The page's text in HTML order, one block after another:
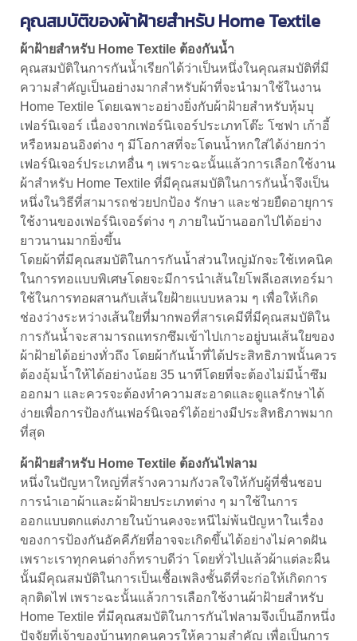
คุณสมบัติของผ้าฝ้ายสำหรับ Home Textile
ผ้าฝ้ายสำหรับ Home Textile ต้องกันน้ำ
คุณสมบัติในการกันน้ำเรียกได้ว่าเป็นหนึ่งในคุณสมบัติที่มี
ความสำคัญเป็นอย่างมากสำหรับผ้าที่จะนำมาใช้ในงาน
Home Textile โดยเฉพาะอย่างยิ่งกับผ้าฝ้ายสำหรับหุ้มบุ
เฟอร์นิเจอร์ เนื่องจากเฟอร์นิเจอร์ประเภทโต๊ะ โซฟา เก้าอี้
หรือหมอนอิงต่าง ๆ มีโอกาสที่จะโดนน้ำหกใส่ได้ง่ายกว่า
เฟอร์นิเจอร์ประเภทอื่น ๆ เพราะฉะนั้นแล้วการเลือกใช้งาน
ผ้าสำหรับ Home Textile ที่มีคุณสมบัติในการกันน้ำจึงเป็น
หนึ่งในวิธีที่สามารถช่วยปกป้อง รักษา และช่วยยืดอายุการ
ใช้งานของเฟอร์นิเจอร์ต่าง ๆ ภายในบ้านออกไปได้อย่าง
ยาวนานมากยิ่งขึ้น
โดยผ้าที่มีคุณสมบัติในการกันน้ำส่วนใหญ่มักจะใช้เทคนิค
ในการทอแบบพิเศษโดยจะมีการนำเส้นใยโพลีเอสเทอร์มา
ใช้ในการทอผสานกับเส้นใยฝ้ายแบบหลวม ๆ เพื่อให้เกิด
ช่องว่างระหว่างเส้นใยที่มากพอที่สารเคมีที่มีคุณสมบัติใน
การกันน้ำจะสามารถแทรกซึมเข้าไปเกาะอยู่บนเส้นใยของ
ผ้าฝ้ายได้อย่างทั่วถึง โดยผ้ากันน้ำที่ได้ประสิทธิภาพนั้นควร
ต้องอุ้มน้ำให้ได้อย่างน้อย 35 นาทีโดยที่จะต้องไม่มีน้ำซึม
ออกมา และควรจะต้องทำความสะอาดและดูแลรักษาได้
ง่ายเพื่อการป้องกันเฟอร์นิเจอร์ได้อย่างมีประสิทธิภาพมาก
ที่สุด
ผ้าฝ้ายสำหรับ Home Textile ต้องกันไฟลาม
หนึ่งในปัญหาใหญ่ที่สร้างความกังวลใจให้กับผู้ที่ชื่นชอบ
การนำเอาผ้าและผ้าฝ้ายประเภทต่าง ๆ มาใช้ในการ
ออกแบบตกแต่งภายในบ้านคงจะหนีไม่พ้นปัญหาในเรื่อง
ของการป้องกันอัคคีภัยที่อาจจะเกิดขึ้นได้อย่างไม่คาดฝัน
เพราะเราทุกคนต่างก็ทราบดีว่า โดยทั่วไปแล้วผ้าแต่ละผืน
นั้นมีคุณสมบัติในการเป็นเชื้อเพลิงชั้นดีที่จะก่อให้เกิดการ
ลุกติดไฟ เพราะฉะนั้นแล้วการเลือกใช้งานผ้าฝ้ายสำหรับ
Home Textile ที่มีคุณสมบัติในการกันไฟลามจึงเป็นอีกหนึ่ง
ปัจจัยที่เจ้าของบ้านทุกคนควรให้ความสำคัญ เพื่อเป็นการ